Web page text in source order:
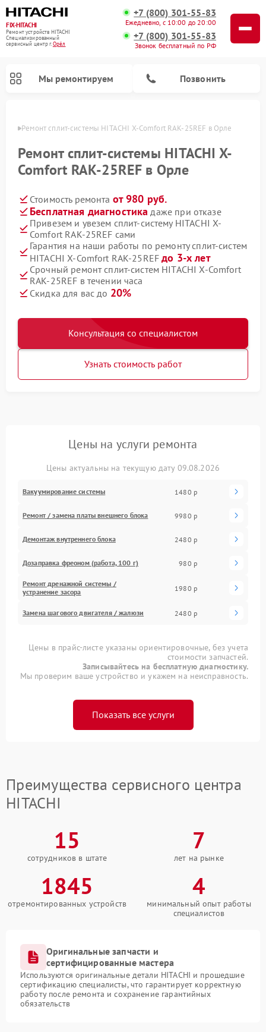
FIX-HITACHI
Ремонт устройств HITACHI
Специализированный
cервисный центр г.Орёл
+7 (800) 301-55-83
Ежедневно, с 10:00 до 20:00
+7 (800) 301-55-83
Звонок бесплатный по РФ
Мы ремонтируем Позвонить
Ремонт сплит-системы HITACHI X-Comfort RAK-25REF в Орле
Ремонт сплит-системы HITACHI X-
Comfort RAK-25REF в Орле
Стоимость ремонта от 980 руб.
Бесплатная диагностика даже при отказе
Привезем и увезем сплит-систему HITACHI X-
Comfort RAK-25REF сами
Гарантия на наши работы по ремонту сплит-систем
HITACHI X-Comfort RAK-25REFдо 3-х лет
Срочный ремонт сплит-систем HITACHI X-Comfort
RAK-25REF в течении часа
Скидка для вас до 20%
Консультация со специалистом
Узнать стоимость работ
Цены на услуги ремонта
Цены актуальны на текущую дату 09.08.2026
Вакуумирование системы 1480 р
Ремонт / замена платы внешнего блока 9980 р
Демонтаж внутреннего блока 2480 р
Дозаправка фреоном (работа, 100 г) 980 р
Ремонт дренажной системы /
устранение засора
1980 р
Замена шагового двигателя / жалюзи 2480 р
Цены в прайс-листе указаны ориентировочные, без учета
стоимости запчастей.
Записывайтесь на бесплатную диагностику.
Мы проверим ваше устройство и укажем на неисправность.
Показать все услуги
Преимущества сервисного центра
HITACHI
15
сотрудников в штате
7
лет на рынке
1845
отремонтированных устройств
4
минимальный опыт работы
специалистов
Оригинальные запчасти и
сертифицированные мастера
Используются оригинальные детали HITACHI и прошедшие
сертификацию специалисты, что гарантирует корректную
работу после ремонта и сохранение гарантийных
обязательств